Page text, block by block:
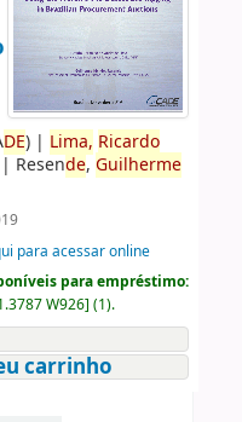
DE)| Lima, Ricardo
Resende, Guilherme
para acessar online
para empréstimo:
W926] (1).
carrinho